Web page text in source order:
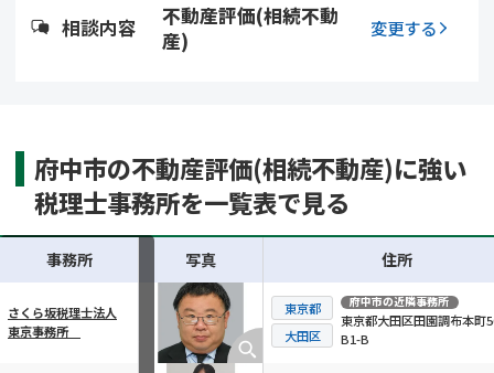
不動産評価(相続不動
調査・アンケート
相談内容
不動産評価(相続不動
産)
変更する
府中市の不動産評価(相続不動産)に強い
税理士事務所を一覧表で見る
横スクロール可能
事務所 写真 住所
さくら坂税理士法人
東京事務所
東京都
大田区
府中市の近隣事務所
東京都大田区田園調布本町
B1-B